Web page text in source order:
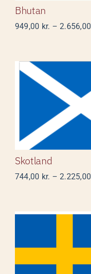
Bhutan
949,00 kr. – 2.656,00
Skotland
744,00 kr. – 2.225,00